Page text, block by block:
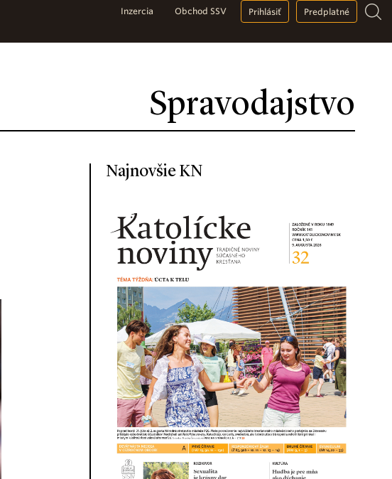
Spravodajstvo
Inzercia Obchod SSV Prihlásiť Predplatné
Najnovšie KN